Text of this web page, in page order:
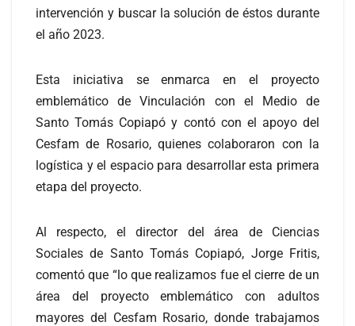
intervención y buscar la solución de éstos durante
el año 2023.
Esta iniciativa se enmarca en el proyecto
emblemático de Vinculación con el Medio de
Santo Tomás Copiapó y contó con el apoyo del
Cesfam de Rosario, quienes colaboraron con la
logística y el espacio para desarrollar esta primera
etapa del proyecto.
Al respecto, el director del área de Ciencias
Sociales de Santo Tomás Copiapó, Jorge Fritis,
comentó que “lo que realizamos fue el cierre de un
área del proyecto emblemático con adultos
mayores del Cesfam Rosario, donde trabajamos